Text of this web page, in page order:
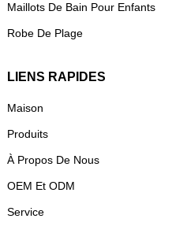
Maillots De Bain Pour Enfants
Robe De Plage
LIENS RAPIDES
Maison
Produits
À Propos De Nous
OEM Et ODM
Service